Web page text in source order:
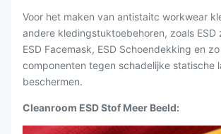
Voor het maken van antistaitc workwear
andere kledingstuktoebehoren, zoals ESD
ESD Facemask, ESD Schoendekking en
componenten tegen schadelijke statische
beschermen.
Cleanroom ESD Stof Meer Beeld: